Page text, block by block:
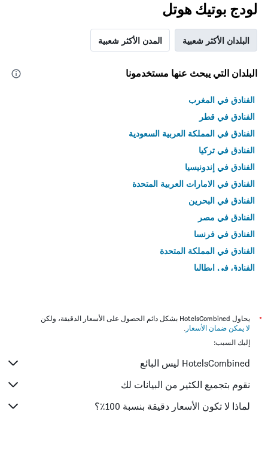
لودج بوتيك هوتل
البلدان الأكثر شعبية المدن الأكثر شعبية
البلدان التي يبحث عنها مستخدمونا
الفنادق في المغرب
الفنادق في قطر
الفنادق في المملكة العربية السعودية
الفنادق في تركيا
الفنادق في إندونيسيا
الفنادق في الامارات العربية المتحدة
الفنادق في البحرين
الفنادق في مصر
الفنادق في فرنسا
الفنادق في المملكة المتحدة
الفنادق في إيطاليا
*
يحاول HotelsCombined بشكل دائم الحصول على الأسعار الدقيقة، ولكن
لا يمكن ضمان الأسعار .
إليك السبب:
HotelsCombined ليس البائع
نقوم بتجميع الكثير من البيانات لك
لماذا لا تكون الأسعار دقيقة بنسبة 100٪؟